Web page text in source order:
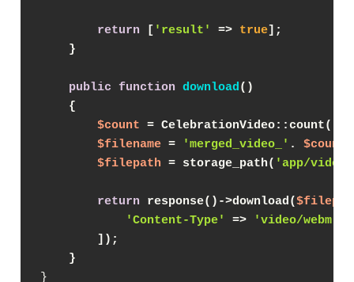
return [ 'result' => true];
    }
public function download( )
{
$count = CelebrationVideo::count();
$filename = 'merged_video_' . $count
$filepath = storage_path( 'app/
return response()->download(
'Content-Type'
=> 'video/webm'
        ]);
    }
}